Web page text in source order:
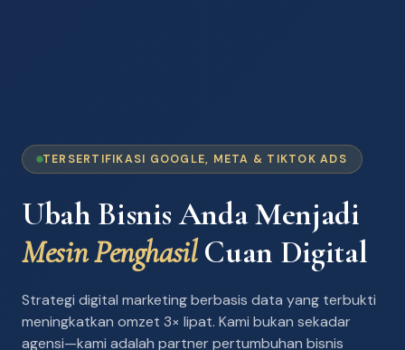
TERSERTIFIKASI GOOGLE, META & TIKTOK ADS
Ubah Bisnis Anda Menjadi
Mesin PenghasilCuan Digital
Strategi digital marketing berbasis data yang terbukti
meningkatkan omzet 3× lipat. Kami bukan sekadar
agensi—kami adalah partner pertumbuhan bisnis